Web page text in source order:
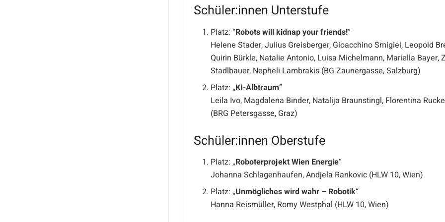
Schüler:innen Unterstufe
Platz: “Robots will kidnap your friends!”
Helene Stader, Julius Greisberger, Gioacchino Smigiel, Leopold
Quirin Bürkle, Natalie Antonio, Luisa Michelmann, Mariella Bayer,
Stadlbauer, Nepheli Lambrakis (BG Zaunergasse, Salzburg)
Platz: „KI-Albtraum“
Leila Ivo, Magdalena Binder, Natalija Braunstingl, Florentina
(BRG Petersgasse, Graz)
Schüler:innen Oberstufe
Platz: „Roboterprojekt Wien Energie“
Johanna Schlagenhaufen, Andjela Rankovic (HLW 10, Wien)
Platz: „Unmögliches wird wahr – Robotik“
Hanna Reismüller, Romy Westphal (HLW 10, Wien)